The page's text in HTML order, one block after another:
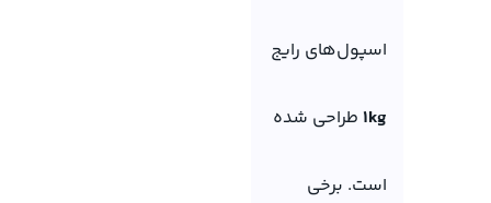
اسپول‌های رایج
1kg طراحی شده
است. برخی